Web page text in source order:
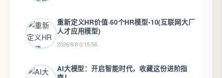
重新定义HR价值·60个HR模型-10(互联网大厂
人才应用模型)
2026/8/8 0:15:56
AI大模型：开启智能时代，收藏这份进阶指